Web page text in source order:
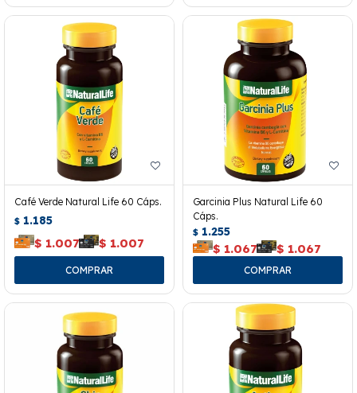
Café Verde Natural Life 60 Cáps.
$ 1.185
$ 1.007 $ 1.007
Garcinia Plus Natural Life 60
Cáps.
$ 1.255
$ 1.067 $ 1.067